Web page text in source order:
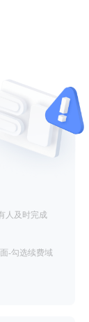
人及时完成
-勾选续费域